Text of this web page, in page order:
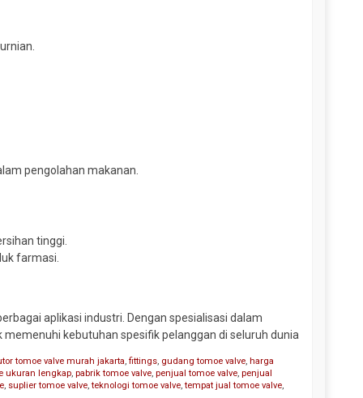
pengolahan makanan.
tinggi.
farmasi.
aplikasi industri. Dengan spesialisasi dalam
kebutuhan spesifik pelanggan di seluruh dunia
tomoe valve murah jakarta,fittings, gudang tomoe valve,harga
ukuran lengkap,pabrik tomoe valve,penjual tomoe valve,penjual
,suplier tomoe valve,teknologi tomoe valve,tempat jual tomoe valve,